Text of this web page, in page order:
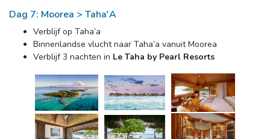
Dag 7: Moorea > Taha'A
Verblijf op Taha’a
Binnenlandse vlucht naar Taha’a vanuit Moorea
Verblijf 3 nachten in Le Taha by Pearl Resorts